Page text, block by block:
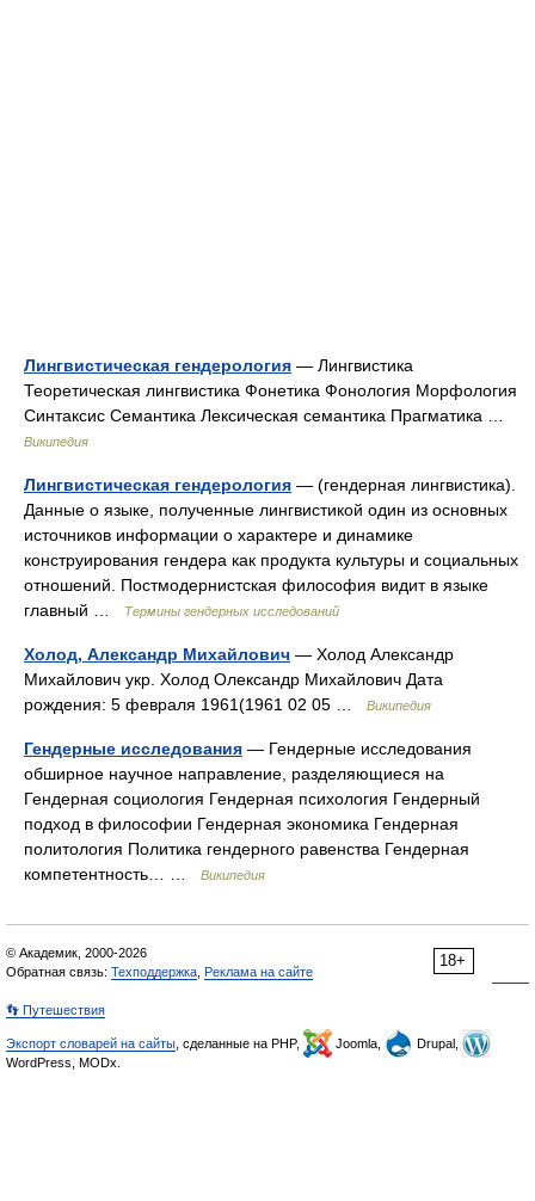
Лингвистическая гендерология — Лингвистика
Теоретическая лингвистика Фонетика Фонология Морфология
Синтаксис Семантика Лексическая семантика Прагматика …
Википедия
Лингвистическая гендерология — (гендерная лингвистика).
Данные о языке, полученные лингвистикой один из основных
источников информации о характере и динамике
конструирования гендера как продукта культуры и социальных
отношений. Постмодернистская философия видит в языке
главный …
Термины гендерных исследований
Холод, Александр Михайлович — Холод Александр
Михайлович укр. Холод Олександр Михайлович Дата
рождения: 5 февраля 1961(1961 02 05 …
Википедия
Гендерные исследования — Гендерные исследования
обширное научное направление, разделяющиеся на
Гендерная социология Гендерная психология Гендерный
подход в философии Гендерная экономика Гендерная
политология Политика гендерного равенства Гендерная
компетентность… …
Википедия
18+
© Академик, 2000-2026
Обратная связь: Техподдержка Реклама на сайте
👣 Путешествия
Экспорт словарей на сайты , сделанные на PHP, Joomla,
Drupal,
WordPress, MODx.